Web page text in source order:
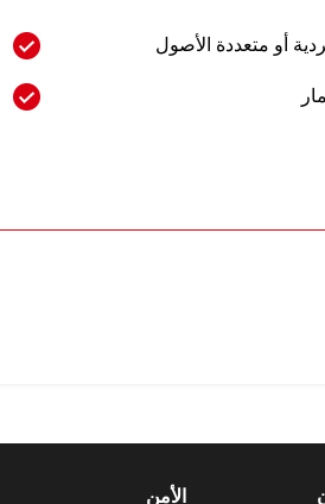
أو متعددة الأصول
الأمن